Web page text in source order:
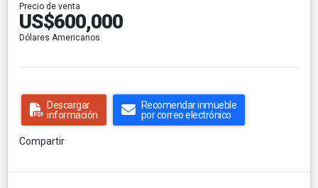
Precio de venta
US$600,000
Dólares Americanos
Descargar
información
Recomendar inmueble
por correo electrónico
Compartir